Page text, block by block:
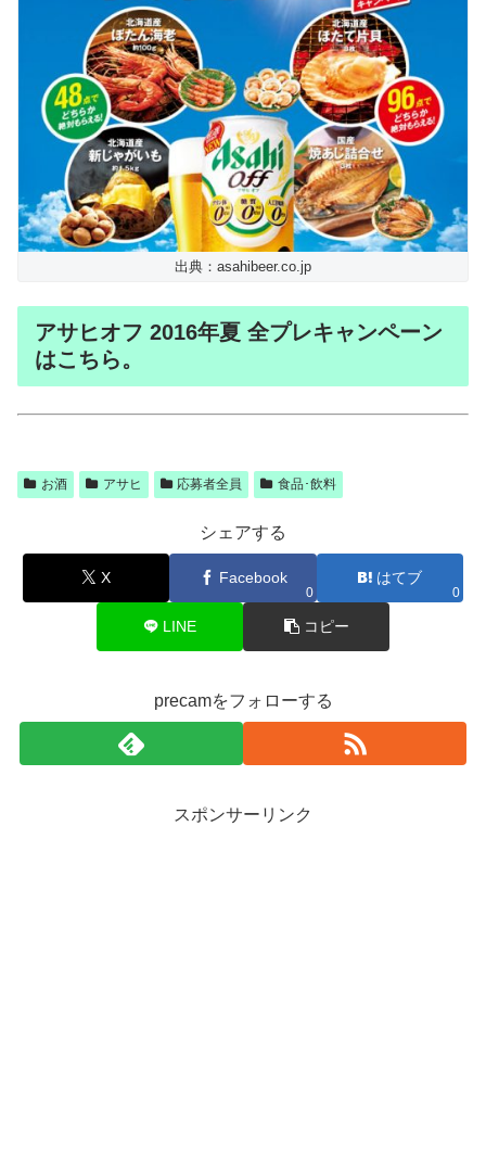
出典：asahibeer.co.jp
アサヒオフ 2016年夏 全プレキャンペーン
はこちら。
お酒 アサヒ 応募者全員 食品･飲料
シェアする
X Facebook
0
はてブ
0
LINE コピー
precamをフォローする
スポンサーリンク